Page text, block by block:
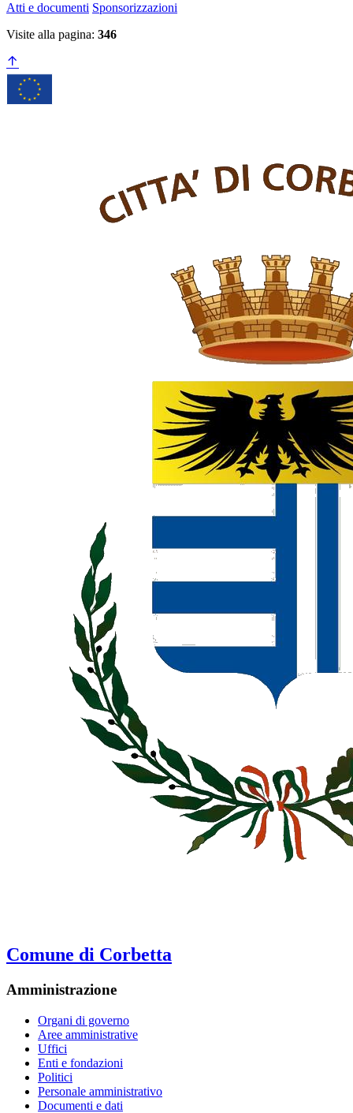
Atti e documenti Sponsorizzazioni
Visite alla pagina: 346
Comune di Corbetta
Amministrazione
Organi di governo
Aree amministrative
Uffici
Enti e fondazioni
Politici
Personale amministrativo
Documenti e dati